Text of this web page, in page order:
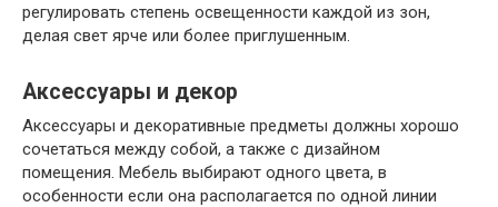
регулировать степень освещенности каждой из зон,
делая свет ярче или более приглушенным.
Аксессуары и декор
Аксессуары и декоративные предметы должны хорошо
сочетаться между собой, а также с дизайном
помещения. Мебель выбирают одного цвета, в
особенности если она располагается по одной линии